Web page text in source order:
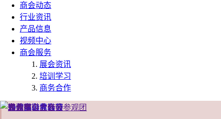
商会动态
行业资讯
产品信息
视频中心
商会服务
展会资讯
培训学习
商务合作